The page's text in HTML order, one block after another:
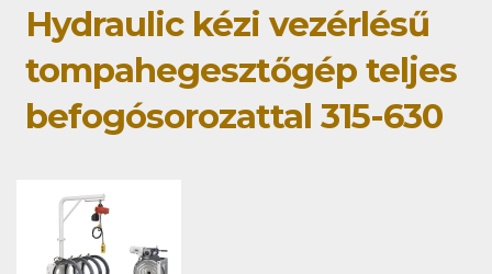
Hydraulic kézi vezérlésű
tompahegesztőgép teljes
befogósorozattal 315-630